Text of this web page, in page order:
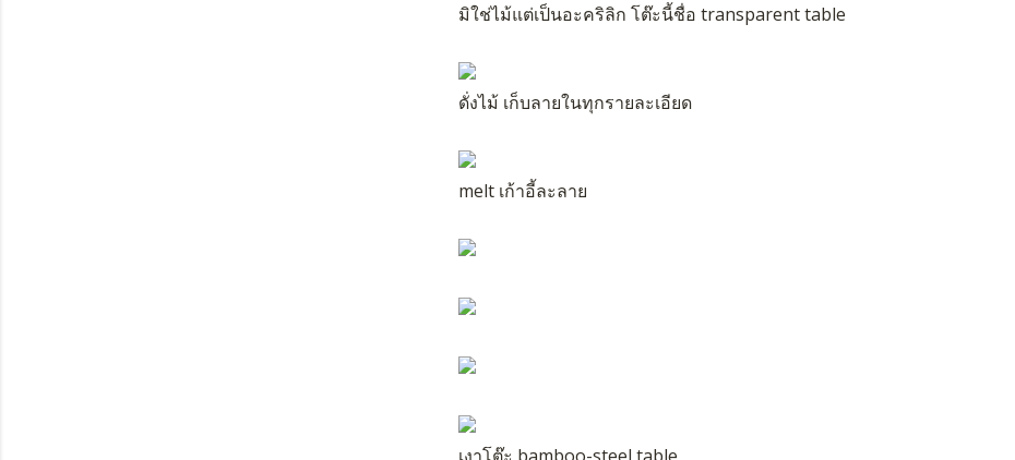
มิใช่ไม้แต่เป็นอะคริลิก โต๊ะนี้ชื่อ transparent table
ดั่งไม้ เก็บลายในทุกรายละเอียด
melt เก้าอี้ละลาย